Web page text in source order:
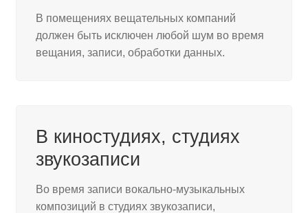
В помещениях вещательных компаний
должен быть исключен любой шум во время
вещания, записи, обработки данных.
В киностудиях, студиях
звукозаписи
Во время записи вокально-музыкальных
композиций в студиях звукозаписи,